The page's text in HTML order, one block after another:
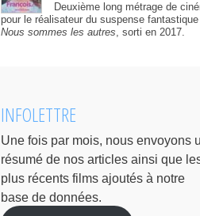
Deuxième long métrage de
pour le réalisateur du suspense fantastique
Nous sommes les autres, sorti en 2017.
INFOLETTRE
Une fois par mois, nous envoyons
résumé de nos articles ainsi que
plus récents films ajoutés à notre
base de données.